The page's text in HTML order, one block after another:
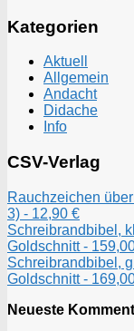
Kategorien
Aktuell
Allgemein
Andacht
Didache
Info
CSV-Verlag
Rauchzeichen
3) - 12,90 €
Schreibrandbibel,
Goldschnitt -
Schreibrandbibel,
Goldschnitt -
Neueste